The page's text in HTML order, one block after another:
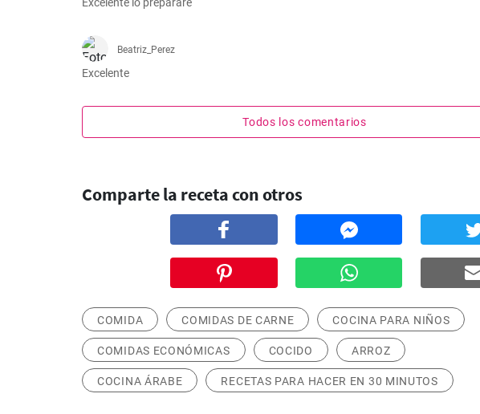
Beatriz_Perez
Excelente
Todos los comentarios
Comparte la receta con otros
COMIDA COMIDAS DE CARNE COCINA PARA NIÑOS
COMIDAS ECONÓMICAS COCIDO ARROZ
COCINA ÁRABE RECETAS PARA HACER EN 30 MINUTOS